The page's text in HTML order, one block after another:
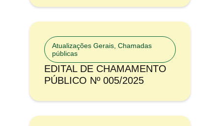
Atualizações Gerais, Chamadas
públicas
EDITAL DE CHAMAMENTO
PÚBLICO Nº 005/2025